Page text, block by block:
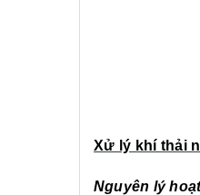
Xử lý khí thải
Nguyên lý